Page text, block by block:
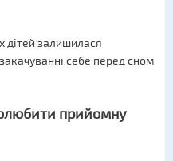
дітей залишилася
себе перед сном
прийомну